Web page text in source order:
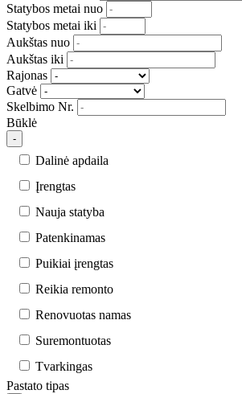
Statybos metai nuo
Statybos metai iki
Aukštas nuo
Aukštas iki
Rajonas
Gatvė
Skelbimo Nr.
Būklė
-
Dalinė apdaila
Įrengtas
Nauja statyba
Patenkinamas
Puikiai įrengtas
Reikia remonto
Renovuotas namas
Suremontuotas
Tvarkingas
Pastato tipas